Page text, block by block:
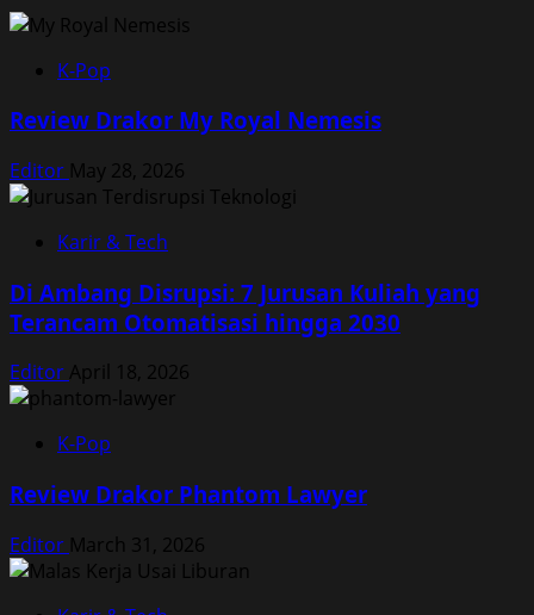
K-Pop
Review Drakor My Royal Nemesis
Editor May 28, 2026
Karir & Tech
Di Ambang Disrupsi: 7 Jurusan Kuliah yang
Terancam Otomatisasi hingga 2030
Editor April 18, 2026
K-Pop
Review Drakor Phantom Lawyer
Editor March 31, 2026